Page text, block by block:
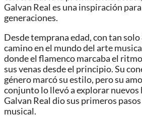
Galvan Real es una inspiración
generaciones.
Desde temprana edad, con tan solo
camino en el mundo del arte
donde el flamenco marcaba el
sus venas desde el principio. Su
género marcó su estilo, pero su
conjunto lo llevó a explorar nuevos
Galvan Real dio sus primeros
musical.